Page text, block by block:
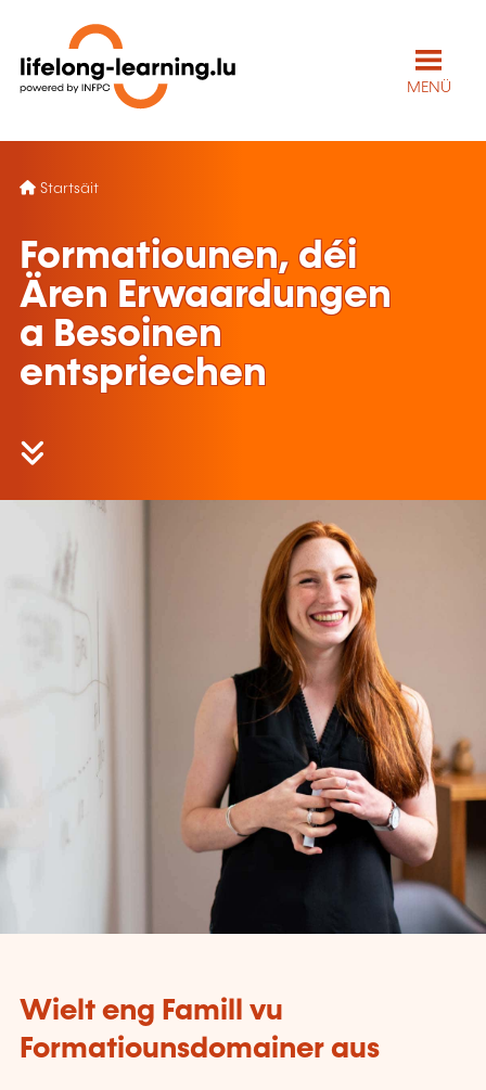
MENÜ
Startsäit
Formatiounen, déi
Ären Erwaardungen
a Besoinen
entspriechen
Wielt eng Famill vu
Formatiounsdomainer aus